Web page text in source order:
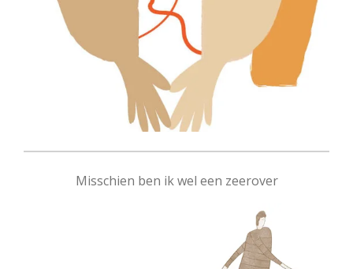
Misschien ben ik wel een zeerover